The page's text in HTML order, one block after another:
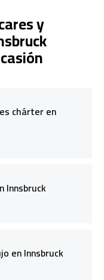
y
chárter en
Innsbruck
en Innsbruck